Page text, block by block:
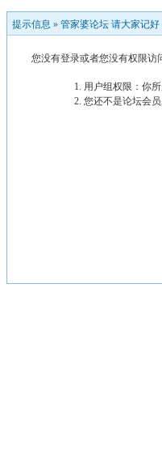
提示信息 » 管家婆论坛 请大家记
您没有登录或者您没有权限访
用户组权限：你
您还不是论坛会